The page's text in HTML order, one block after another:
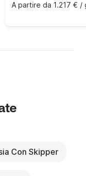
A partire da 1.217 € /
Con Skipper